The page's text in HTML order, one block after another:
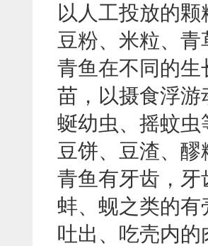
以人工投放的
豆粉、米粒、
青鱼在不同的
苗，以摄食浮
蜒幼虫、摇蚊
豆饼、豆渣、
青鱼有牙齿，
蚌、蚬之类的
吐出、吃壳内